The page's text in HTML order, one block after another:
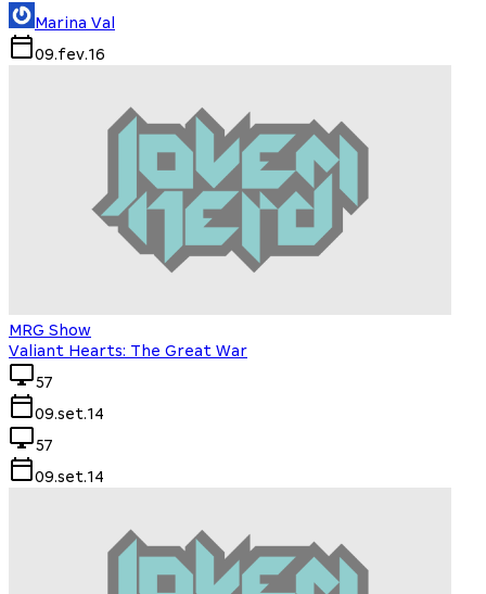
Marina Val
09.fev.16
MRG Show
Valiant Hearts: The Great War
57
09.set.14
57
09.set.14